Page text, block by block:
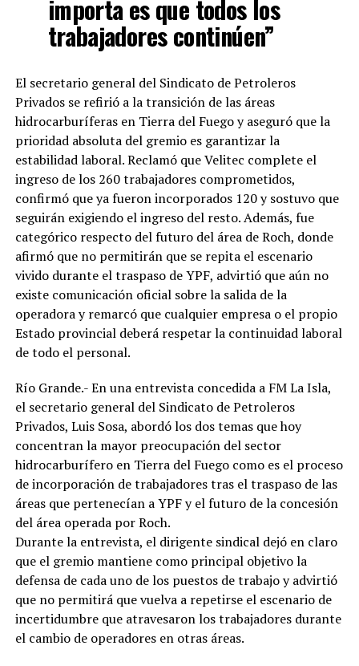
importa es que todos los
trabajadores continúen”
El secretario general del Sindicato de Petroleros
Privados se refirió a la transición de las áreas
hidrocarburíferas en Tierra del Fuego y aseguró que la
prioridad absoluta del gremio es garantizar la
estabilidad laboral. Reclamó que Velitec complete el
ingreso de los 260 trabajadores comprometidos,
confirmó que ya fueron incorporados 120 y sostuvo que
seguirán exigiendo el ingreso del resto. Además, fue
categórico respecto del futuro del área de Roch, donde
afirmó que no permitirán que se repita el escenario
vivido durante el traspaso de YPF, advirtió que aún no
existe comunicación oficial sobre la salida de la
operadora y remarcó que cualquier empresa o el propio
Estado provincial deberá respetar la continuidad laboral
de todo el personal.
Río Grande.- En una entrevista concedida a FM La Isla,
el secretario general del Sindicato de Petroleros
Privados, Luis Sosa, abordó los dos temas que hoy
concentran la mayor preocupación del sector
hidrocarburífero en Tierra del Fuego como es el proceso
de incorporación de trabajadores tras el traspaso de las
áreas que pertenecían a YPF y el futuro de la concesión
del área operada por Roch.
Durante la entrevista, el dirigente sindical dejó en claro
que el gremio mantiene como principal objetivo la
defensa de cada uno de los puestos de trabajo y advirtió
que no permitirá que vuelva a repetirse el escenario de
incertidumbre que atravesaron los trabajadores durante
el cambio de operadores en otras áreas.